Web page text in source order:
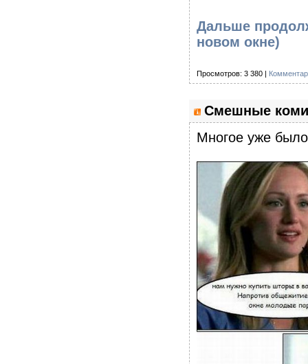
Дальше
новом окне)
Просмотров: 3 380 |
Смешные
Многое уже